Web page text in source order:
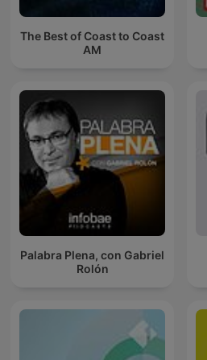
The Best of Coast to Coast
AM
Palabra Plena, con Gabriel
Rolón